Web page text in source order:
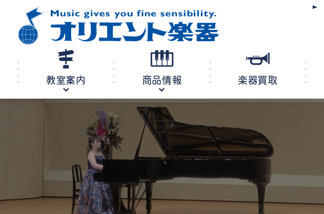
教室案内
教室案内
商品情報
商品情報
ピアノ
楽器買取
修理・調律
レンタル
店舗案内